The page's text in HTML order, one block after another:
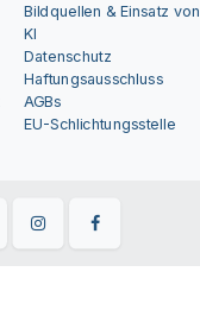
Bildquellen & Einsatz von
KI
Datenschutz
Haftungsausschluss
AGBs
EU-Schlichtungsstelle